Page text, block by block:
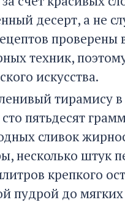
десерт, а не
техник,
искусства.
тирамису в
пятьдесят
сливок
несколько штук
крепкого
пудрой до